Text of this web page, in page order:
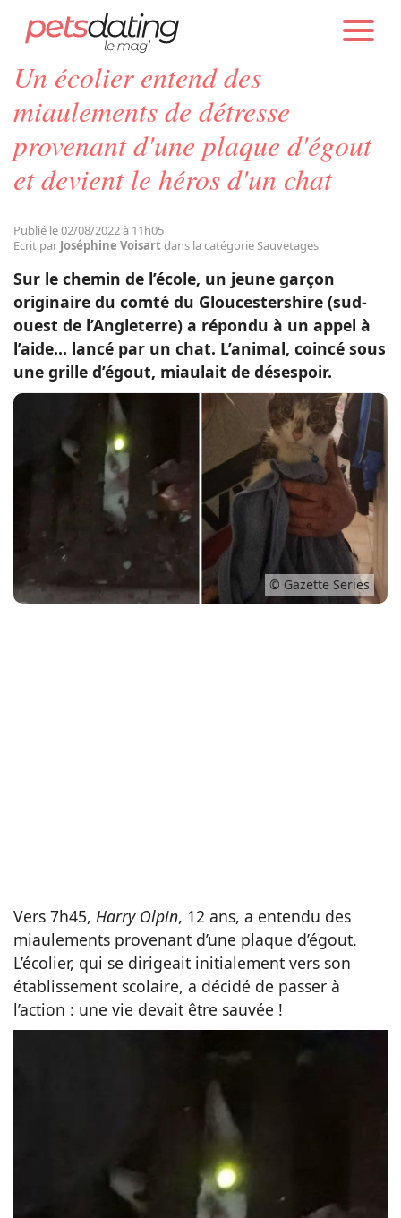
Chien
Chat
Tops
Sauvetages
Conso
PETS DATING ACTUALITÉS SAUVETAGES
Un écolier entend des
miaulements de détresse
provenant d'une plaque d'égout
et devient le héros d'un chat
Publié le 02/08/2022 à 11h05
Ecrit par Joséphine Voisart dans la catégorie Sauvetages
Sur le chemin de l’école, un jeune garçon
originaire du comté du Gloucestershire (sud-
ouest de l’Angleterre) a répondu à un appel à
l’aide… lancé par un chat. L’animal, coincé sous
une grille d’égout, miaulait de désespoir.
© Gazette Series
Vers 7h45, Harry Olpin, 12 ans, a entendu des
miaulements provenant d’une plaque d’égout.
L’écolier, qui se dirigeait initialement vers son
établissement scolaire, a décidé de passer à
l’action : une vie devait être sauvée !